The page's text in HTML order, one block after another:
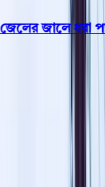
জালে ধরা
সৌদি
গেল